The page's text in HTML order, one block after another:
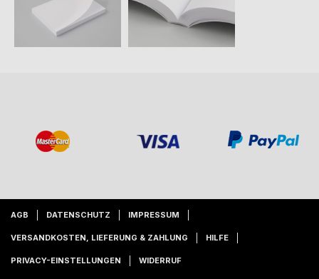
AGB DATENSCHUTZ IMPRESSUM
VERSANDKOSTEN, LIEFERUNG & ZAHLUNG HILFE
PRIVACY-EINSTELLUNGEN WIDERRUF